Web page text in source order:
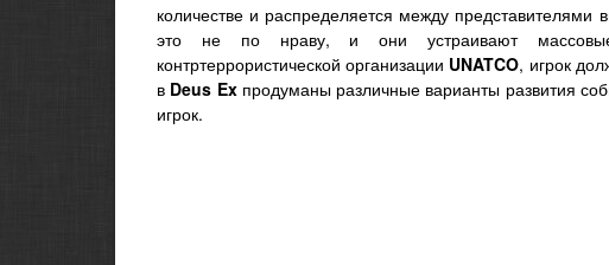
количестве и распределяется между
это не по нраву, и они устраивают
контртеррористической организации UNATCO, игрок
в Deus Exпродуманы различные варианты развития
игрок.